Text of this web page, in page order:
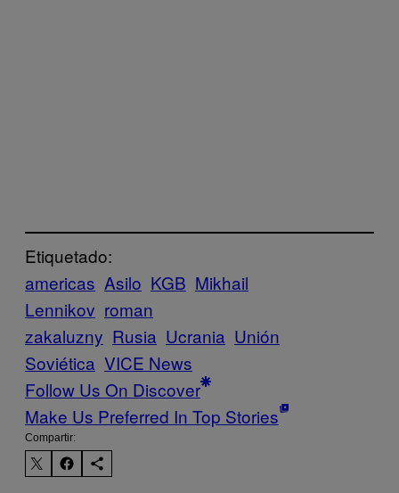
Etiquetado:
americas Asilo KGB Mikhail
Lennikov roman
zakaluzny Rusia Ucrania Unión
Soviética VICE News
Follow Us On Discover
Make Us Preferred In Top Stories
Compartir: